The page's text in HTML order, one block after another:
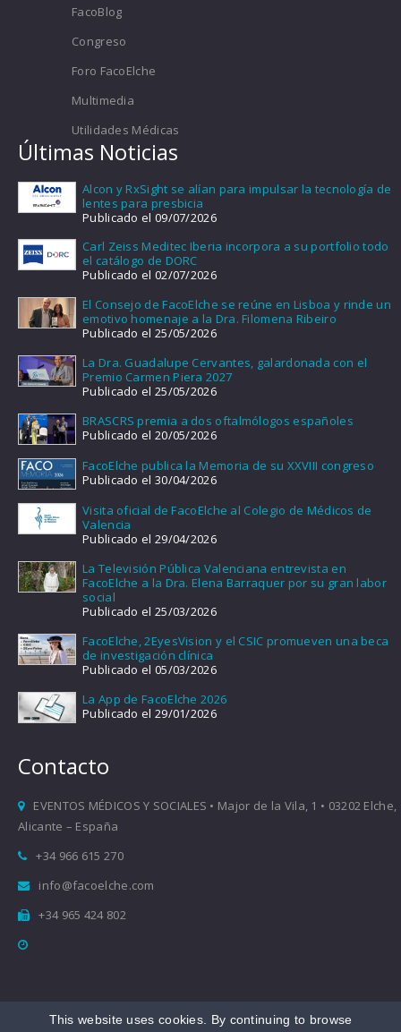
FacoBlog
Congreso
Foro FacoElche
Multimedia
Utilidades Médicas
Últimas Noticias
Alcon y RxSight se alían para impulsar la tecnología de
lentes para presbicia
Publicado el 09/07/2026
Carl Zeiss Meditec Iberia incorpora a su portfolio todo
el catálogo de DORC
Publicado el 02/07/2026
El Consejo de FacoElche se reúne en Lisboa y rinde un
emotivo homenaje a la Dra. Filomena Ribeiro
Publicado el 25/05/2026
La Dra. Guadalupe Cervantes, galardonada con el
Premio Carmen Piera 2027
Publicado el 25/05/2026
BRASCRS premia a dos oftalmólogos españoles
Publicado el 20/05/2026
FacoElche publica la Memoria de su XXVIII congreso
Publicado el 30/04/2026
Visita oficial de FacoElche al Colegio de Médicos de
Valencia
Publicado el 29/04/2026
La Televisión Pública Valenciana entrevista en
FacoElche a la Dra. Elena Barraquer por su gran labor
social
Publicado el 25/03/2026
FacoElche, 2EyesVision y el CSIC promueven una beca
de investigación clínica
Publicado el 05/03/2026
La App de FacoElche 2026
Publicado el 29/01/2026
Contacto
EVENTOS MÉDICOS Y SOCIALES • Major de la Vila, 1 • 03202 Elche,
Alicante – España
+34 966 615 270
info@facoelche.com
+34 965 424 802
This website uses cookies. By continuing to browse